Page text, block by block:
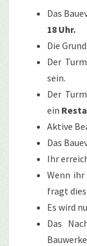
Das
18 Uhr.
Die
Der
sein.
Der
ein
Aktive
Das
Ihr
Wenn
fragt
Es wird
Das